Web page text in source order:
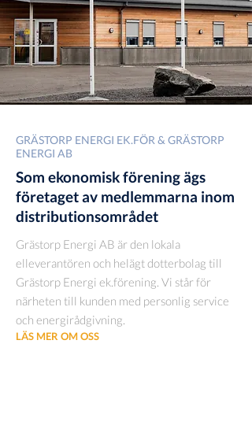
GRÄSTORP ENERGI EK.FÖR & GRÄSTORP
ENERGI AB
Som ekonomisk förening ägs
företaget av medlemmarna inom
distributionsområdet
Grästorp Energi AB är den lokala
elleverantören och helägt dotterbolag till
Grästorp Energi ek.förening. Vi står för
närheten till kunden med personlig service
och energirådgivning.
LÄS MER OM OSS